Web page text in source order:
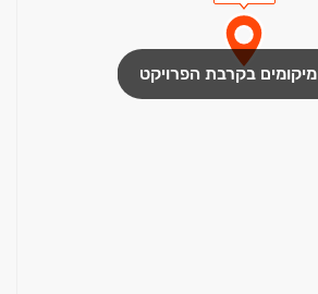
מיקומים בקרבת הפרויקט